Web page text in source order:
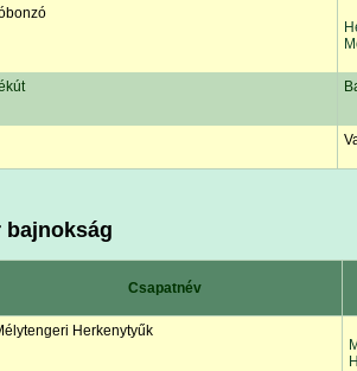
bajnokság
Csapatnév
Herkenytyűk